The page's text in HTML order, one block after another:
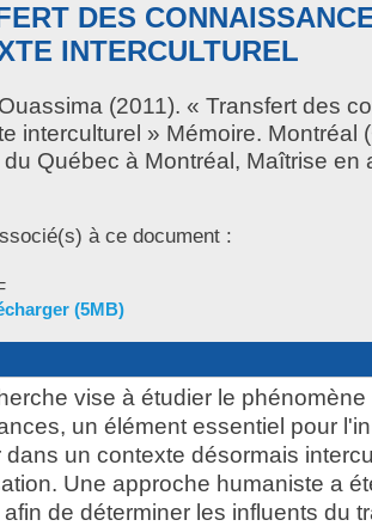
DES
INTERCULTUREL
(2011). « Transfert des
interculturel » Mémoire. Montréal
Québec à Montréal, Maîtrise en
à ce document :
(5MB)
vise à étudier le
un élément essentiel pour
dans un contexte désormais
Une approche humaniste a
de déterminer les influents du